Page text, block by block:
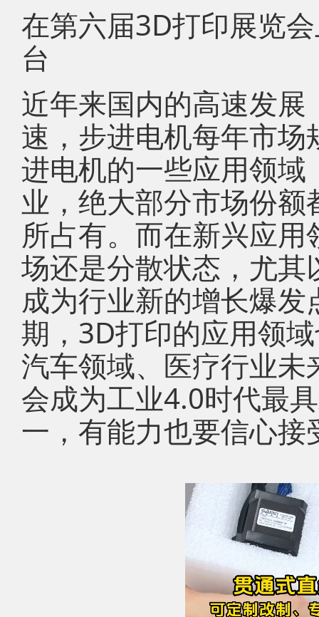
在第六届3D打印展览
台
近年来国内的高速发
速，步进电机每年市
进电机的一些应用领
业，绝大部分市场份
所占有。而在新兴应
场还是分散状态，尤
成为行业新的增长爆
期，3D打印的应用领
汽车领域、医疗行业
会成为工业4.0时代最
一，有能力也要信心接